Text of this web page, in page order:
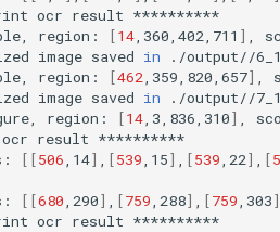
ocr result
region: [14 ,360,402,711 ]
image saved in
region: [462 ,359,820,657]
image saved in
region: [14 ,3,836,310]
ocr result
[[506 ,14] [539 ,15] [539 ,22] [
[[680 ,290] [759 ,288] [759 ,303]
ocr result